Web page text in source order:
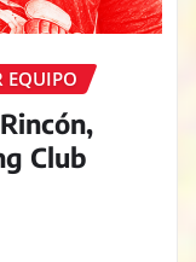
EQUIPO
Club